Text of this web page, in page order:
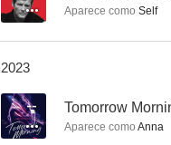
Aparece como Self
2023
-- Tomorrow
Aparece como Anna